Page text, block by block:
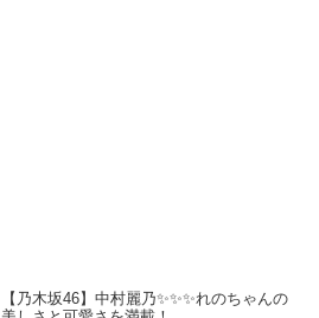
【乃木坂46】中村麗乃✨✨✨れのちゃんの